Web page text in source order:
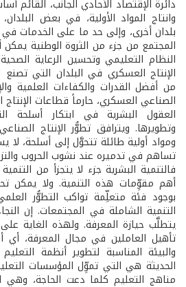
دائرة الإقتصاد الأحادي الجانب، القائم
وانتاج المواد الأولية، في بعض
بلدان أخرى، وإلى حد ما على الخدمات
المجتمع من جزء من الثروة الوطنية
النظام التعليمي وتحسين الرعاية
الإنتاج العسكري في البلدان التي
من أفضل القدرات والكفاءات العلمية
الصناعي العسكري، حارماً قطاعات
العقول البشرية في ابتكار أسلحة
وتطويرها. ويترافق تطوُّر الإنتاج
ومواد أولية طائلة تتحوَّل إلى أسلحة، لا
تساهم في تدميره عند نشوب الحروب
فالتنمية البشرية جزء لا يتجزأ من
أهم مقوِّمات هذه التنمية. ولا يمكن
بوجود فئة متعلِّمة تواكب التطوُّر
التنمية الشاملة في المجتمعات. إن
يتطلَّب حيازة المعرفة. ولهذه الغاية
تأهيل العاملين في مجال المعرفة، أي
والبيئة المناسبة لتطوير أنظمة
الحديثة هي التي تموِّل المؤسسات
مناهج التعليم كلما دعت الحاجة،